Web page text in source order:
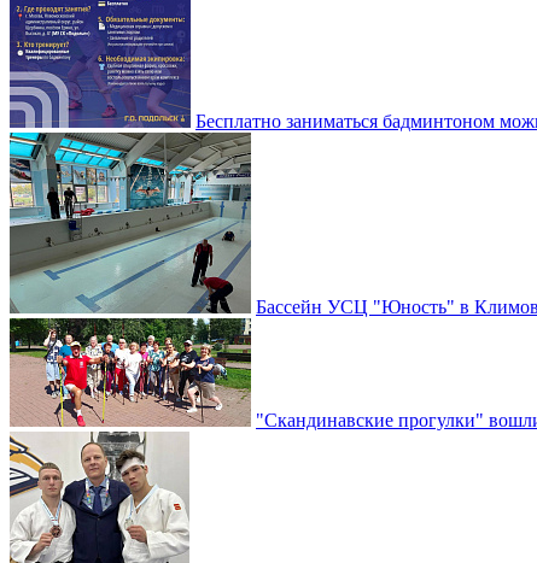
Бесплатно заниматься бадминтоном
Бассейн УСЦ "Юность" в
"Скандинавские прогулки"